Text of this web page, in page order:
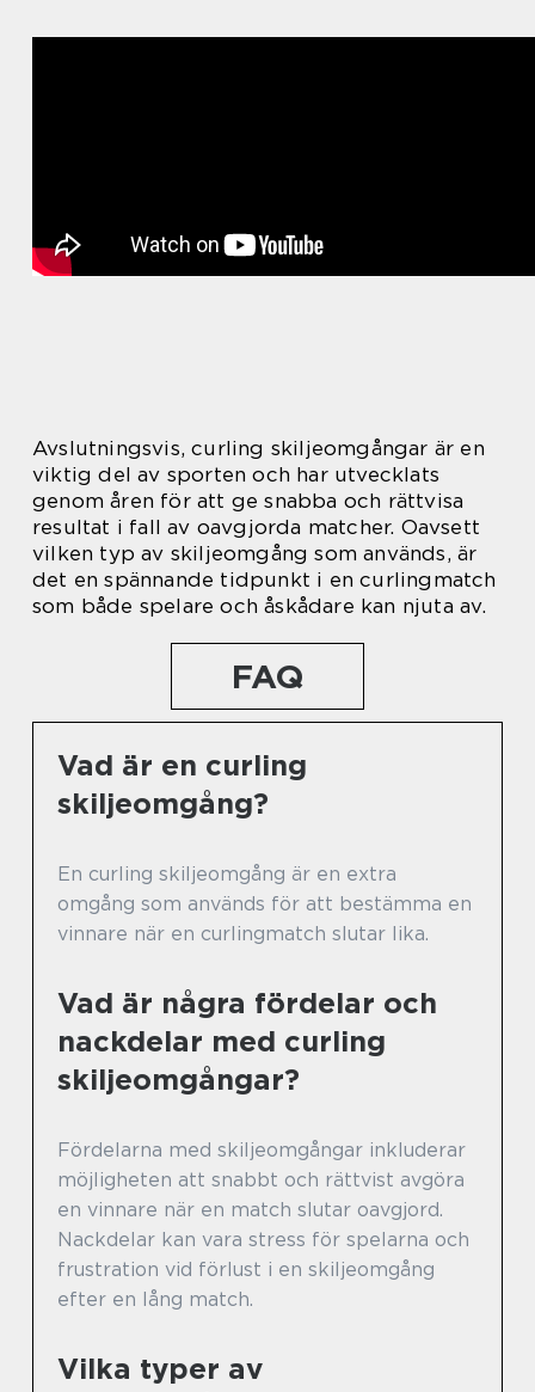
Avslutningsvis, curling skiljeomgångar är en
viktig del av sporten och har utvecklats
genom åren för att ge snabba och rättvisa
resultat i fall av oavgjorda matcher. Oavsett
vilken typ av skiljeomgång som används, är
det en spännande tidpunkt i en curlingmatch
som både spelare och åskådare kan njuta av.
FAQ
Vad är en curling
skiljeomgång?
En curling skiljeomgång är en extra
omgång som används för att bestämma en
vinnare när en curlingmatch slutar lika.
Vad är några fördelar och
nackdelar med curling
skiljeomgångar?
Fördelarna med skiljeomgångar inkluderar
möjligheten att snabbt och rättvist avgöra
en vinnare när en match slutar oavgjord.
Nackdelar kan vara stress för spelarna och
frustration vid förlust i en skiljeomgång
efter en lång match.
Vilka typer av